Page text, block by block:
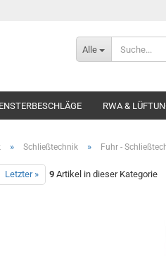
Alle
RWA &
» Schließtechnik » Fuhr -
Letzter » 9Artikel in dieser Kategorie